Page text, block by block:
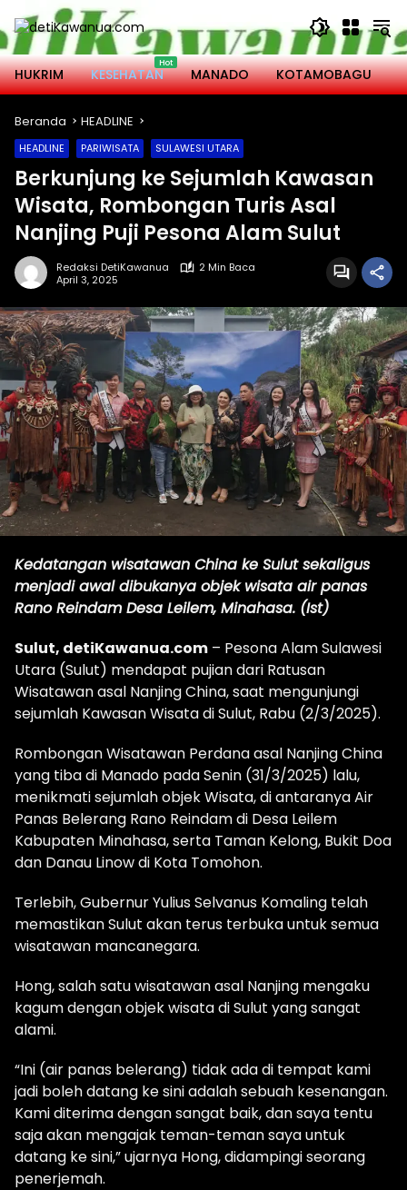
Langsung
ke
konten
HUKRIM
KESEHATAN MANADO KOTAMOBAGU
Beranda HEADLINE
HEADLINE PARIWISATA SULAWESI UTARA
Berkunjung ke Sejumlah Kawasan
Wisata, Rombongan Turis Asal
Nanjing Puji Pesona Alam Sulut
Redaksi DetiKawanua
2 Min Baca
April 3, 2025
Kedatangan wisatawan China ke Sulut sekaligus
menjadi awal dibukanya objek wisata air panas
Rano Reindam Desa Leilem, Minahasa. (Ist)
Sulut, detiKawanua.com – Pesona Alam Sulawesi
Utara (Sulut) mendapat pujian dari Ratusan
Wisatawan asal Nanjing China, saat mengunjungi
sejumlah Kawasan Wisata di Sulut, Rabu (2/3/2025).
Rombongan Wisatawan Perdana asal Nanjing China
yang tiba di Manado pada Senin (31/3/2025) lalu,
menikmati sejumlah objek Wisata, di antaranya Air
Panas Belerang Rano Reindam di Desa Leilem
Kabupaten Minahasa, serta Taman Kelong, Bukit Doa
dan Danau Linow di Kota Tomohon.
Terlebih, Gubernur Yulius Selvanus Komaling telah
memastikan Sulut akan terus terbuka untuk semua
wisatawan mancanegara.
Hong, salah satu wisatawan asal Nanjing mengaku
kagum dengan objek wisata di Sulut yang sangat
alami.
“Ini (air panas belerang) tidak ada di tempat kami
jadi boleh datang ke sini adalah sebuah kesenangan.
Kami diterima dengan sangat baik, dan saya tentu
saja akan mengajak teman-teman saya untuk
datang ke sini,” ujarnya Hong, didampingi seorang
penerjemah.